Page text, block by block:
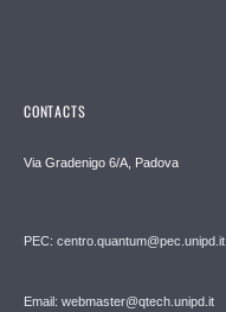
CONTACTS
Via Gradenigo 6/A, Padova
PEC: centro.quantum@pec.unipd.it
Email: webmaster@qtech.unipd.it